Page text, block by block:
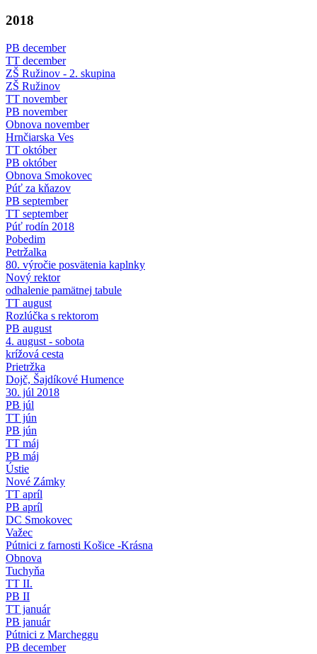
2018
PB december
TT december
ZŠ Ružinov - 2. skupina
ZŠ Ružinov
TT november
PB november
Obnova november
Hrnčiarska Ves
TT október
PB október
Obnova Smokovec
Púť za kňazov
PB september
TT september
Púť rodín 2018
Pobedim
Petržalka
80. výročie posvätenia kaplnky
Nový rektor
odhalenie pamätnej tabule
TT august
Rozlúčka s rektorom
PB august
4. august - sobota
krížová cesta
Prietržka
Dojč, Šajdíkové Humence
30. júl 2018
PB júl
TT jún
PB jún
TT máj
PB máj
Ústie
Nové Zámky
TT apríl
PB apríl
DC Smokovec
Važec
Pútnici z farnosti Košice -Krásna
Obnova
Tuchyňa
TT II.
PB II
TT január
PB január
Pútnici z Marcheggu
PB december